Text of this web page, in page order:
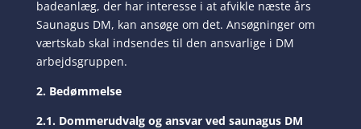
badeanlæg, der har interesse i at afvikle næste års
Saunagus DM, kan ansøge om det. Ansøgninger om
værtskab skal indsendes til den ansvarlige i DM
arbejdsgruppen.
2. Bedømmelse
2.1. Dommerudvalg og ansvar ved saunagus DM